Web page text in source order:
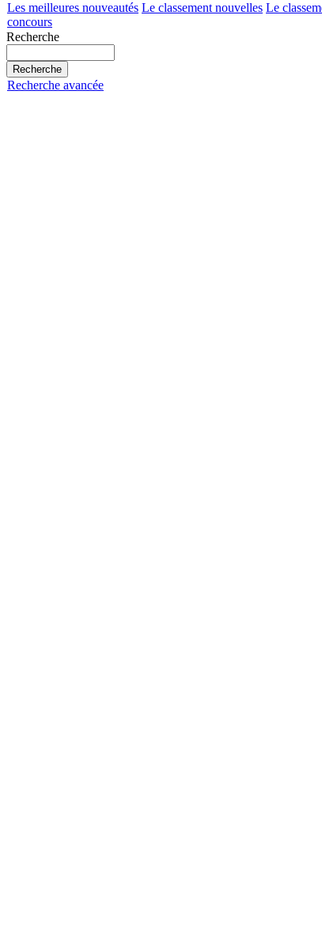
Les meilleures nouveautés Le classement nouvelles Le
concours
Recherche
Recherche avancée